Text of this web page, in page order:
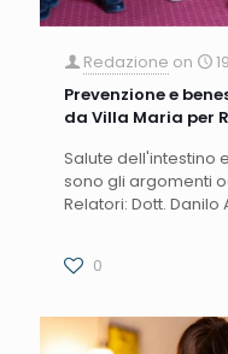
Redazione on
Prevenzione e
da Villa Maria per
Salute dell'intestino
sono gli argomenti
Relatori: Dott. Danilo
0